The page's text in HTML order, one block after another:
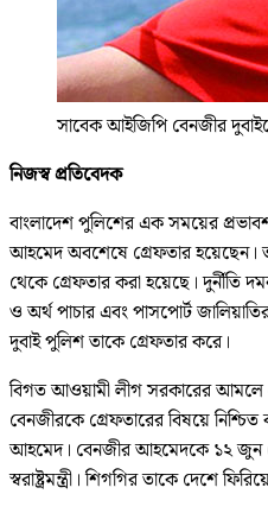
সাবেক আইজিপি বেনজীর
নিজস্ব প্রতিবেদক
বাংলাদেশ পুলিশের এক সময়ের
আহমেদ অবশেষে গ্রেফতার হয়েছেন।
থেকে গ্রেফতার করা হয়েছে। দুর্নীতি
ও অর্থ পাচার এবং পাসপোর্ট
দুবাই পুলিশ তাকে গ্রেফতার করে।
বিগত আওয়ামী লীগ সরকারের আমলে
বেনজীরকে গ্রেফতারের বিষয়ে নিশ্চিত
আহমেদ। বেনজীর আহমেদকে ১২ জুন
স্বরাষ্ট্রমন্ত্রী। শিগগির তাকে দেশে